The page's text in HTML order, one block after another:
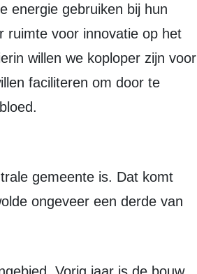
energie gebruiken bij hun
ruimte voor innovatie op het
willen we koploper zijn voor
faciliteren om door te
gemeente is. Dat komt
ongeveer een derde van